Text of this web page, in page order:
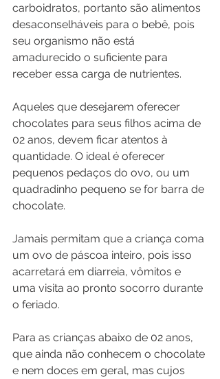
carboidratos, portanto são alimentos
desaconselháveis para o bebê, pois
seu organismo não está
amadurecido o suficiente para
receber essa carga de nutrientes.
Aqueles que desejarem oferecer
chocolates para seus filhos acima de
02 anos, devem ficar atentos à
quantidade. O ideal é oferecer
pequenos pedaços do ovo, ou um
quadradinho pequeno se for barra de
chocolate.
Jamais permitam que a criança coma
um ovo de páscoa inteiro, pois isso
acarretará em diarreia, vômitos e
uma visita ao pronto socorro durante
o feriado.
Para as crianças abaixo de 02 anos,
que ainda não conhecem o chocolate
e nem doces em geral, mas cujos